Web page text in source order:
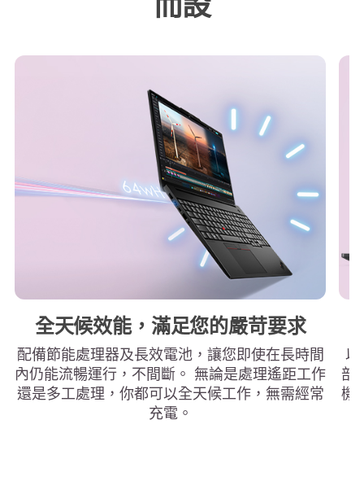
而設
全天候效能，滿足您的嚴苛要求
配備節能處理器及長效電池，讓您即使在長時間
內仍能流暢運行，不間斷。 無論是處理遙距工作
還是多工處理，你都可以全天候工作，無需經常
充電。
以
部
機